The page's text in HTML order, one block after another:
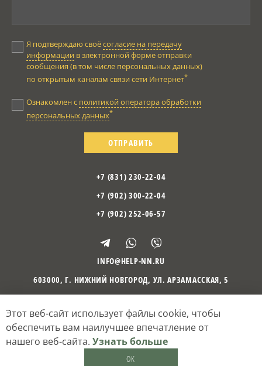
Я подтверждаю своёсогласие на передачу
информации в электронной форме отправки
сообщения (в том числе персональных данных)
по открытым каналам связи сети Интернет*
Ознакомлен с политикой оператора обработки
персональных данных*
ОТПРАВИТЬ
+7 (831) 230-22-04
+7 (902) 300-22-04
+7 (902) 252-06-57
INFO@HELP-NN.RU
603000, Г. НИЖНИЙ НОВГОРОД, УЛ. АРЗАМАССКАЯ, 5
©2010– 2026 Психологический центр «Отражение»
Политика оператора обработки персональных данных
Согласие на обработку персональных данных
Кибермеханика— разработка и поддержка сайтов
Этот веб-сайт использует файлы cookie, чтобы
обеспечить вам наилучшее впечатление от
нашего веб-сайта. Узнать больше
OK